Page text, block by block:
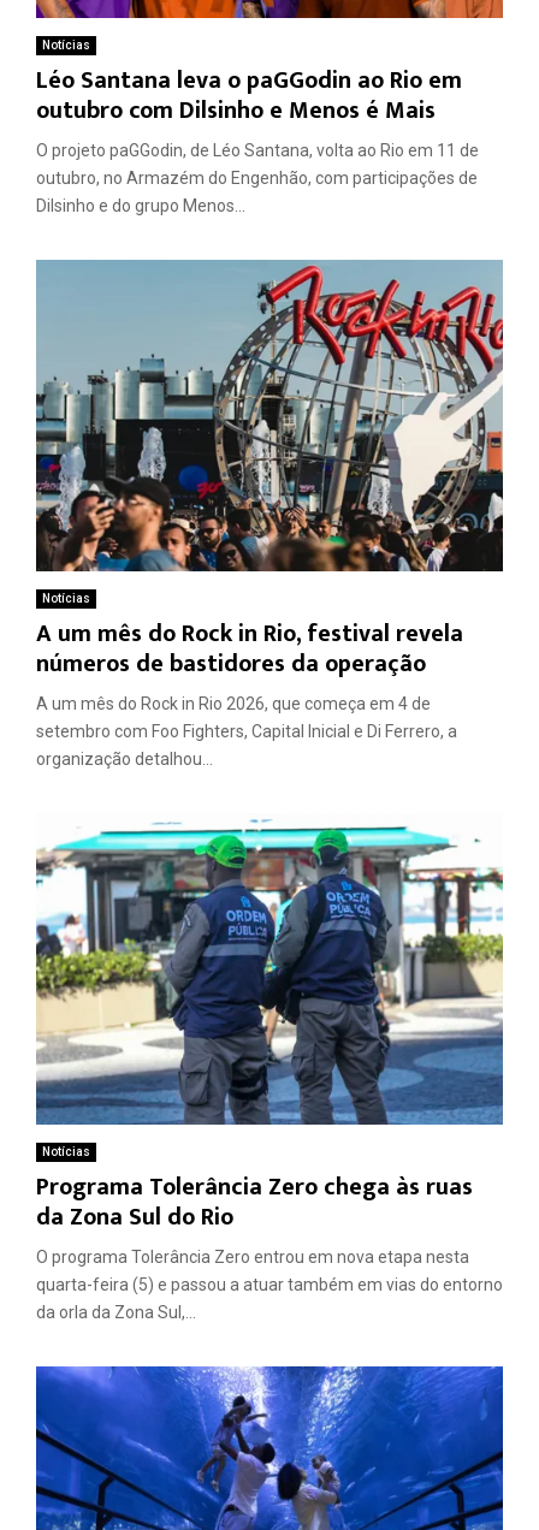
Notícias
Léo Santana leva o paGGodin ao Rio em
outubro com Dilsinho e Menos é Mais
O projeto paGGodin, de Léo Santana, volta ao Rio em 11 de
outubro, no Armazém do Engenhão, com participações de
Dilsinho e do grupo Menos...
Notícias
A um mês do Rock in Rio, festival revela
números de bastidores da operação
A um mês do Rock in Rio 2026, que começa em 4 de
setembro com Foo Fighters, Capital Inicial e Di Ferrero, a
organização detalhou...
Notícias
Programa Tolerância Zero chega às ruas
da Zona Sul do Rio
O programa Tolerância Zero entrou em nova etapa nesta
quarta-feira (5) e passou a atuar também em vias do entorno
da orla da Zona Sul,...